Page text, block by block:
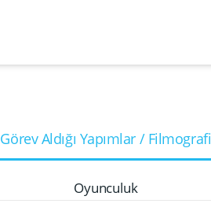
Görev Aldığı Yapımlar / Filmografi
Oyunculuk